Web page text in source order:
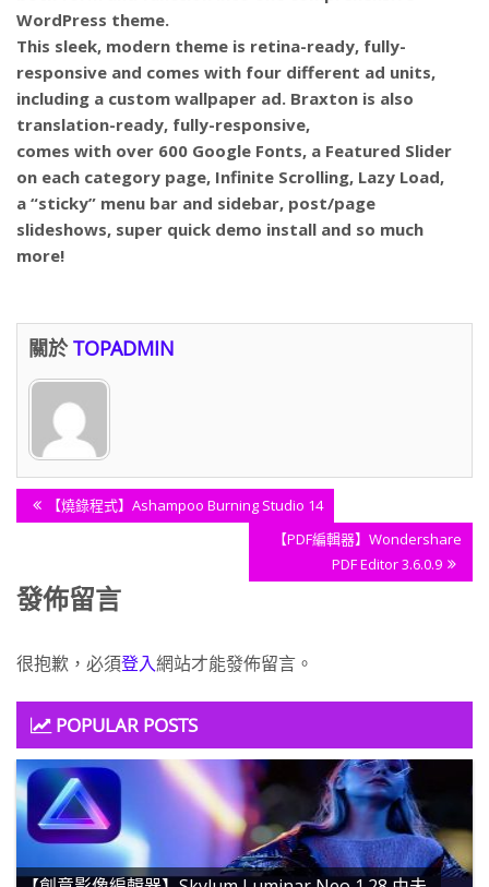
WordPress theme.
This sleek, modern theme is retina-ready, fully-
responsive and comes with four different ad units,
including a custom wallpaper ad. Braxton is also
translation-ready, fully-responsive,
comes with over 600 Google Fonts, a Featured Slider
on each category page, Infinite Scrolling, Lazy Load,
a “sticky” menu bar and sidebar, post/page
slideshows, super quick demo install and so much
more!
關於 TOPADMIN
文
章
覽
Previous
Post:
【燒錄程式】Ashampoo Burning Studio 14
Next
【PDF編輯器】Wondershare
PDF Editor 3.6.0.9
發佈留言
很抱歉，必須登入網站才能發佈留言。
POPULAR POSTS